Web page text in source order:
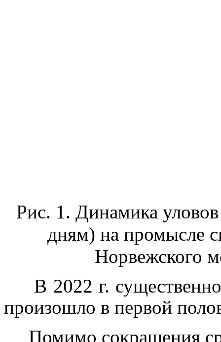
Рис. 1. Динамика
дням) на промысле
Норвежского
В 2022 г.
произошло в первой
Помимо сокращения